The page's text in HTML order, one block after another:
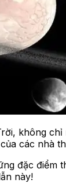
không
các nhà
đặc
này!